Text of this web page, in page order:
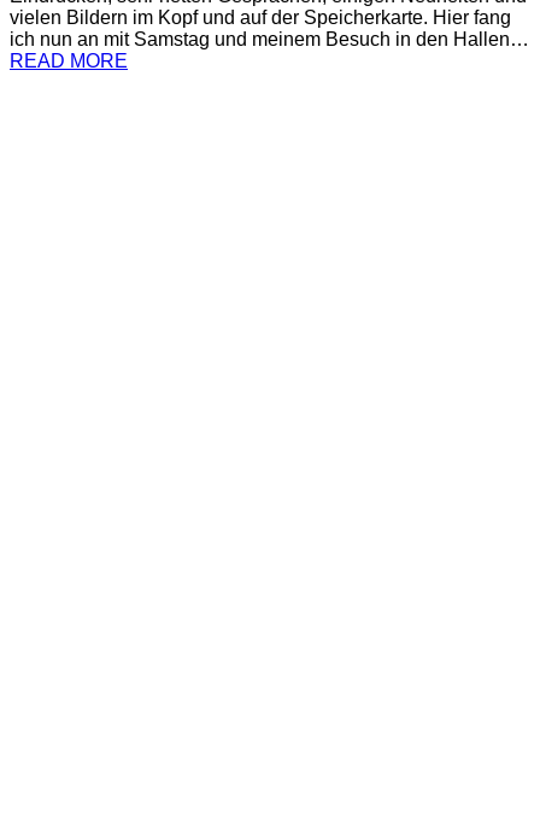
vielen Bildern im Kopf und auf der Speicherkarte. Hier fang
ich nun an mit Samstag und meinem Besuch in den Hallen…
READ MORE